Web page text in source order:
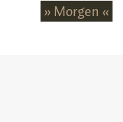
» Morgen «